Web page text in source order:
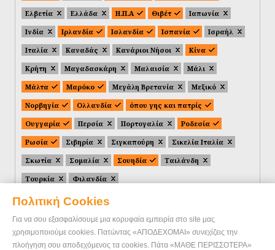
Πολιτική Cookies
Για να σου εξασφαλίσουμε μια κορυφαία εμπειρία στο site μας
χρησιμοποιούμε cookies. Πατώντας «ΑΠΟΔΕΧΟΜΑΙ» συνεχίζεις την
πλοήγηση σου αποδεχόμενος τα cookies. Πάτα «ΜΑΘΕ ΠΕΡΙΣΣΟΤΕΡΑ»
Ελβετία
Ελλάδα Η.Π.Α Θιβέτ
Ιαπωνία
Ινδία
Ιρλανδία Ισλανδία Ισπανία
Ισραήλ
Ιταλία
Καναδάς Κανάριοι Νήσοι
Κίνα
Κρήτη
Μαγαδασκάρη Μαλαισία
Μάλι
Μάλτα
Μαρόκο Μεγάλη Βρετανία
Μεξικό
Νορβηγία
Ολλανδία
όπου γης και πατρίς
Ουγγαρία
Περσία Πορτογαλία
Ροδεσία
Ρωσία
Σιβηρία Σιγκαπούρη
Σικελία Ιταλία
Σκωτία
Σομαλία Σουηδία
Ταιλάνδη
Τουρκία
Φιλανδία